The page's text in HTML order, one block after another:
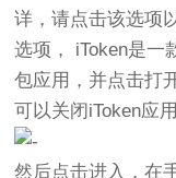
详，请点击该选项
选项， iToken是一
包应用，并点击打
可以关闭iToken应用
然后点击进入，在